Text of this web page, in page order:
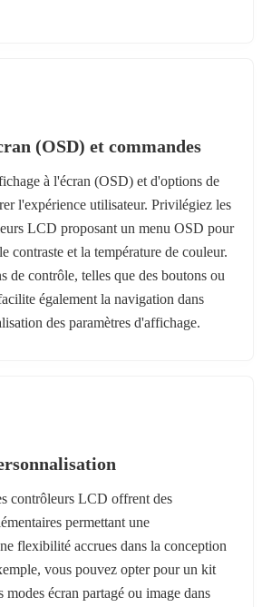
(OSD) et commandes
à l'écran (OSD) et d'options de
l'expérience utilisateur. Privilégiez les
LCD proposant un menu OSD pour
contraste et la température de couleur.
de contrôle, telles que des boutons ou
également la navigation dans
des paramètres d'affichage.
contrôleurs LCD offrent des
permettant une
flexibilité accrues dans la conception
vous pouvez opter pour un kit
modes écran partagé ou image dans